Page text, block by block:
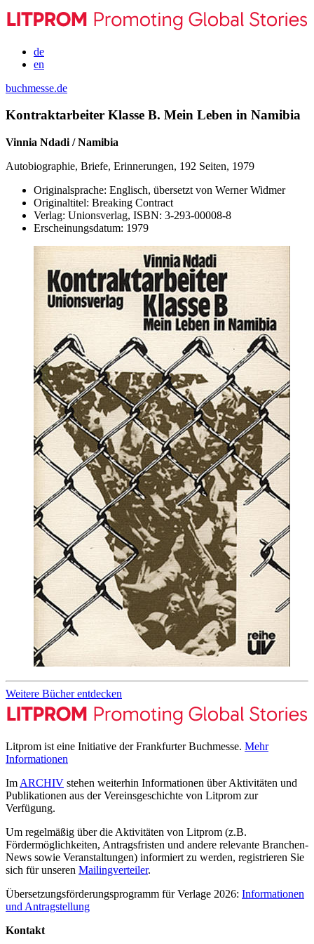
de
en
buchmesse.de
Kontraktarbeiter Klasse B. Mein Leben in Namibia
Vinnia Ndadi / Namibia
Autobiographie, Briefe, Erinnerungen, 192 Seiten, 1979
Originalsprache: Englisch, übersetzt von Werner Widmer
Originaltitel: Breaking Contract
Verlag: Unionsverlag, ISBN: 3-293-00008-8
Erscheinungsdatum: 1979
Weitere Bücher entdecken
Litprom ist eine Initiative der Frankfurter Buchmesse. Mehr
Informationen
Im ARCHIV stehen weiterhin Informationen über Aktivitäten und
Publikationen aus der Vereinsgeschichte von Litprom zur
Verfügung.
Um regelmäßig über die Aktivitäten von Litprom (z.B.
Fördermöglichkeiten, Antragsfristen und andere relevante Branchen-
News sowie Veranstaltungen) informiert zu werden, registrieren Sie
sich für unseren Mailingverteiler.
Übersetzungsförderungsprogramm für Verlage 2026: Informationen
und Antragstellung
Kontakt